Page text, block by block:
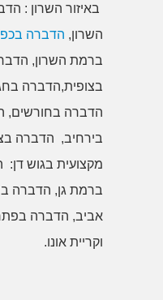
באיזור השרון :
השרון, הדברה
ברמת השרון,
בצופית,הדברה
הדברה בחורשים,
בירחיב, הדברה
מקצועית בגוש
ברמת גן, הדברה
אביב, הדברה
וקריית אונו.